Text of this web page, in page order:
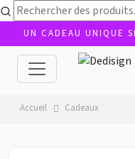
UN CADEAU UNIQUE
Accueil Cadeaux